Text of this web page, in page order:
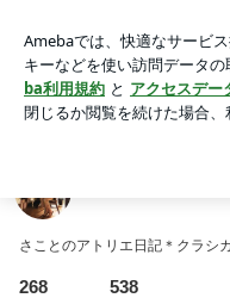
アプリをダウンロードして
ょう。
さことのアトリエ日記＊クラシ
268 538